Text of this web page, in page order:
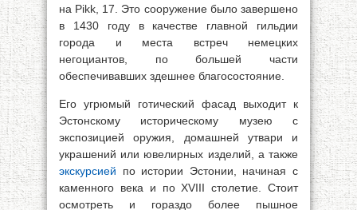
на Pikk, 17. Это сооружение было завершено
в 1430 году в качестве главной гильдии
города и места встреч немецких
негоциантов, по большей части
обеспечивавших здешнее благосостояние.
Его угрюмый готический фасад выходит к
Эстонскому историческому музею с
экспозицией оружия, домашней утвари и
украшений или ювелирных изделий, а также
экскурсией по истории Эстонии, начиная с
каменного века и по XVIII столетие. Стоит
осмотреть и гораздо более пышное